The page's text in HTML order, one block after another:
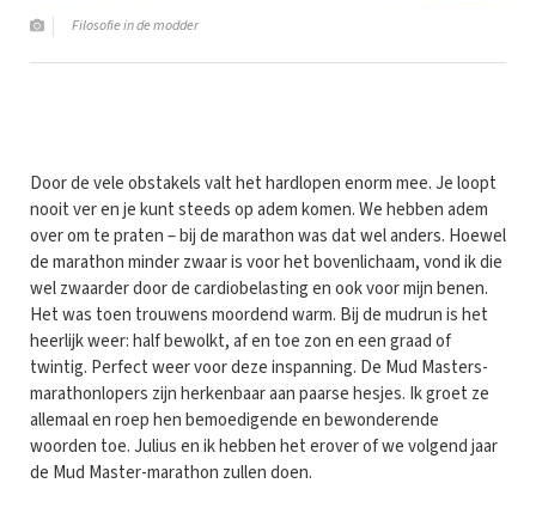
Filosofie in de modder
Door de vele obstakels valt het hardlopen enorm mee. Je loopt
nooit ver en je kunt steeds op adem komen. We hebben adem
over om te praten – bij de marathon was dat wel anders. Hoewel
de marathon minder zwaar is voor het bovenlichaam, vond ik die
wel zwaarder door de cardiobelasting en ook voor mijn benen.
Het was toen trouwens moordend warm. Bij de mudrun is het
heerlijk weer: half bewolkt, af en toe zon en een graad of
twintig. Perfect weer voor deze inspanning. De Mud Masters-
marathonlopers zijn herkenbaar aan paarse hesjes. Ik groet ze
allemaal en roep hen bemoedigende en bewonderende
woorden toe. Julius en ik hebben het erover of we volgend jaar
de Mud Master-marathon zullen doen.